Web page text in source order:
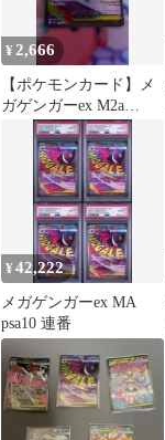
¥2,666
【ポケモンカード】メ
ガゲンガーex M2a
230/193 MA
¥42,222
メガゲンガーex MA
psa10 連番